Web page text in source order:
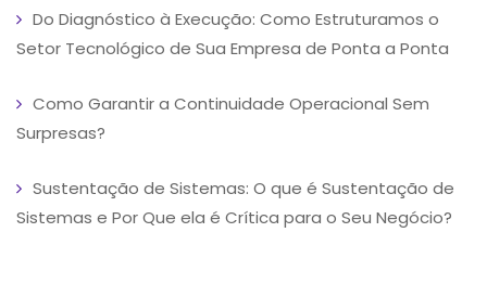
Do Diagnóstico à Execução: Como Estruturamos o
Setor Tecnológico de Sua Empresa de Ponta a Ponta
Como Garantir a Continuidade Operacional Sem
Surpresas?
Sustentação de Sistemas: O que é Sustentação de
Sistemas e Por Que ela é Crítica para o Seu Negócio?